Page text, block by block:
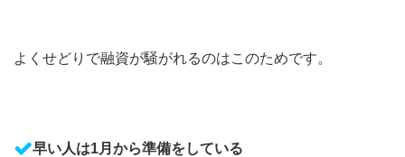
よくせどりで融資が騒がれるのはこのためです。
早い人は1月から準備をしている